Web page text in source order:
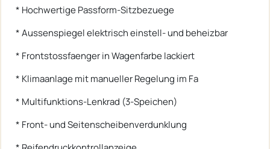
* Hochwertige Passform-Sitzbezuege
* Aussenspiegel elektrisch einstell- und beheizbar
* Frontstossfaenger in Wagenfarbe lackiert
* Klimaanlage mit manueller Regelung im Fa
* Multifunktions-Lenkrad (3-Speichen)
* Front- und Seitenscheibenverdunklung